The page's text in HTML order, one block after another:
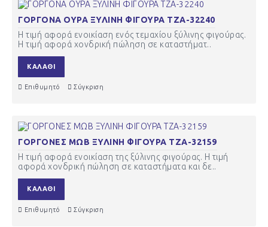
ΓΟΡΓΟΝΑ ΟΥΡΑ ΞΥΛΙΝΗ ΦΙΓΟΥΡΑ ΤΖΑ-32240
Η τιμή αφορά ενοικίαση ενός τεμαχίου ξύλινης φιγούρας.
Η τιμή αφορά χονδρική πώληση σε καταστήματ..
ΚΑΛΆΘΙ
Επιθυμητό Σύγκριση
ΓΟΡΓΟΝΕΣ ΜΩΒ ΞΥΛΙΝΗ ΦΙΓΟΥΡΑ ΤΖΑ-32159
Η τιμή αφορά ενοικίαση της ξύλινης φιγούρας. Η τιμή
αφορά χονδρική πώληση σε καταστήματα και δε..
ΚΑΛΆΘΙ
Επιθυμητό Σύγκριση